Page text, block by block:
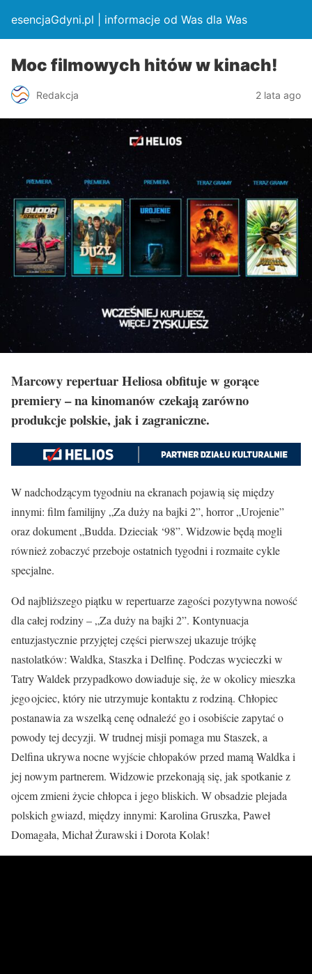
esencjaGdyni.pl | informacje od Was dla Was
Moc filmowych hitów w kinach!
Redakcja 2 lata ago
Marcowy repertuar Heliosa obfituje w gorące
premiery – na kinomanów czekają zarówno
produkcje polskie, jak i zagraniczne.
W nadchodzącym tygodniu na ekranach pojawią się między
innymi: film familijny „Za duży na bajki 2”, horror „Urojenie”
oraz dokument „Budda. Dzieciak ‘98”. Widzowie będą mogli
również zobaczyć przeboje ostatnich tygodni i rozmaite cykle
specjalne.
Od najbliższego piątku w repertuarze zagości pozytywna nowość
dla całej rodziny – „Za duży na bajki 2”. Kontynuacja
entuzjastycznie przyjętej części pierwszej ukazuje trójkę
nastolatków: Waldka, Staszka i Delfinę. Podczas wycieczki w
Tatry Waldek przypadkowo dowiaduje się, że w okolicy mieszka
jego ojciec, który nie utrzymuje kontaktu z rodziną. Chłopiec
postanawia za wszelką cenę odnaleźć go i osobiście zapytać o
powody tej decyzji. W trudnej misji pomaga mu Staszek, a
Delfina ukrywa nocne wyjście chłopaków przed mamą Waldka i
jej nowym partnerem. Widzowie przekonają się, jak spotkanie z
ojcem zmieni życie chłopca i jego bliskich. W obsadzie plejada
polskich gwiazd, między innymi: Karolina Gruszka, Paweł
Domagała, Michał Żurawski i Dorota Kolak!